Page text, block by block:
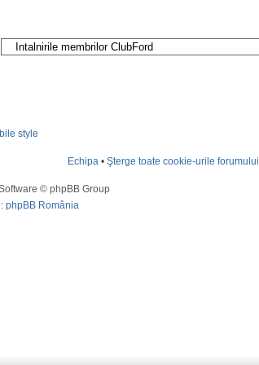
style
Echipa •Şterge toate cookie-urile forumului
© phpBB Group
phpBB România